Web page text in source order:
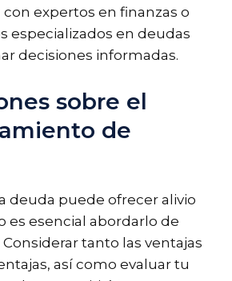
expertos en finanzas o
especializados en deudas
decisiones informadas.
sobre el
de
deuda puede ofrecer alivio
es esencial abordarlo de
tanto las ventajas
así como evaluar tu